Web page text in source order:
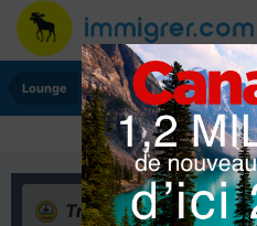
Lounge
Triste (0)